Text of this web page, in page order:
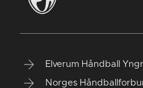
Elverum Håndball
Norges